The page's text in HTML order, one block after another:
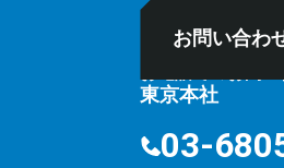
お問い合わ
東京本社
03-